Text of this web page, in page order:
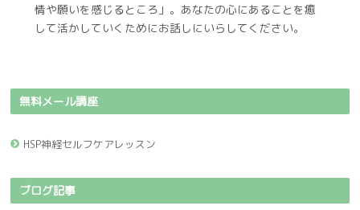
情や願いを感じるところ」。あなたの心にあることを癒
して活かしていくためにお話しにいらしてください。
無料メール講座
HSP神経セルフケアレッスン
ブログ記事